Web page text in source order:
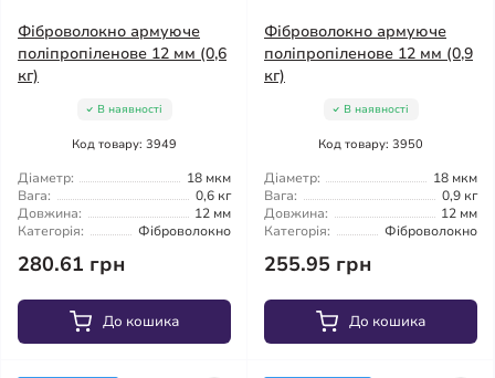
Фіброволокно армуюче
поліпропіленове 12 мм (0,6
кг)
В наявності
Код товару: 3949
Діаметр:
18 мкм
Вага:
0,6 кг
Довжина:
12 мм
Категорія:
Фіброволокно
280.61 грн
До кошика
Фіброволокно армуюче
поліпропіленове 12 мм (0,9
кг)
В наявності
Код товару: 3950
Діаметр:
18 мкм
Вага:
0,9 кг
Довжина:
12 мм
Категорія:
Фіброволокно
255.95 грн
До кошика